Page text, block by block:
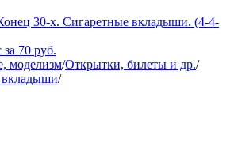
30-х. Сигаретные вкладыши. (4-4-
70 руб.
моделизм/Открытки, билеты и др./
вкладыши/